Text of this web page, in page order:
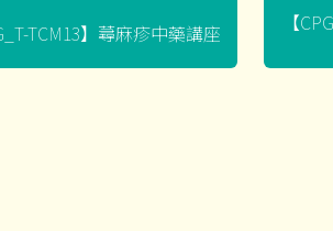
TCM13】蕁麻疹中藥講座 【